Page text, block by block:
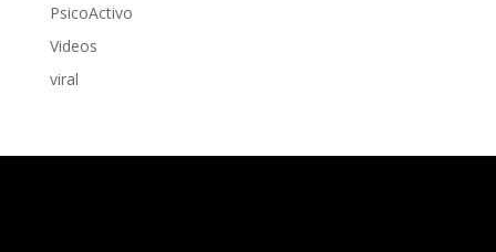
PsicoActivo
Videos
viral